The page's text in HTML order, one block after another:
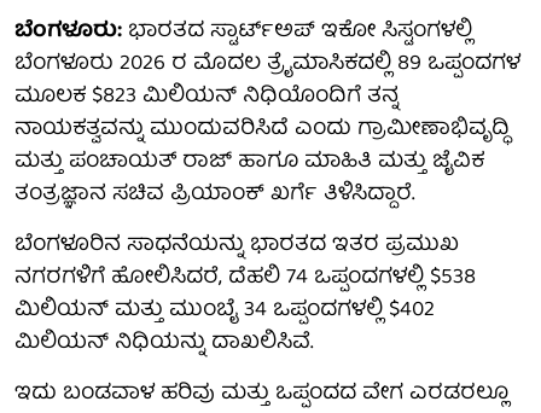
ಬೆಂಗಳೂರು:ಭಾರತದ ಸ್ಟಾರ್ಟ್‌ಅಪ್ ಇಕೋ ಸಿಸ್ಟಂಗಳಲ್ಲಿ
ಬೆಂಗಳೂರು 2026 ರ ಮೊದಲ ತ್ರೈಮಾಸಿಕದಲ್ಲಿ 89 ಒಪ್ಪಂದಗಳ
ಮೂಲಕ $823 ಮಿಲಿಯನ್ ನಿಧಿಯೊಂದಿಗೆ ತನ್ನ
ನಾಯಕತ್ವವನ್ನು ಮುಂದುವರಿಸಿದೆ ಎಂದು ಗ್ರಾಮೀಣಾಭಿವೃದ್ಧಿ
ಮತ್ತು ಪಂಚಾಯತ್ ರಾಜ್ ಹಾಗೂ ಮಾಹಿತಿ ಮತ್ತು ಜೈವಿಕ
ತಂತ್ರಜ್ಞಾನ ಸಚಿವ ಪ್ರಿಯಾಂಕ್ ಖರ್ಗೆ ತಿಳಿಸಿದ್ದಾರೆ.
ಬೆಂಗಳೂರಿನ ಸಾಧನೆಯನ್ನು ಭಾರತದ ಇತರ ಪ್ರಮುಖ
ನಗರಗಳಿಗೆ ಹೋಲಿಸಿದರೆ, ದೆಹಲಿ 74 ಒಪ್ಪಂದಗಳಲ್ಲಿ $538
ಮಿಲಿಯನ್ ಮತ್ತು ಮುಂಬೈ 34 ಒಪ್ಪಂದಗಳಲ್ಲಿ $402
ಮಿಲಿಯನ್ ನಿಧಿಯನ್ನು ದಾಖಲಿಸಿವೆ.
ಇದು ಬಂಡವಾಳ ಹರಿವು ಮತ್ತು ಒಪ್ಪಂದದ ವೇಗ ಎರಡರಲ್ಲೂ